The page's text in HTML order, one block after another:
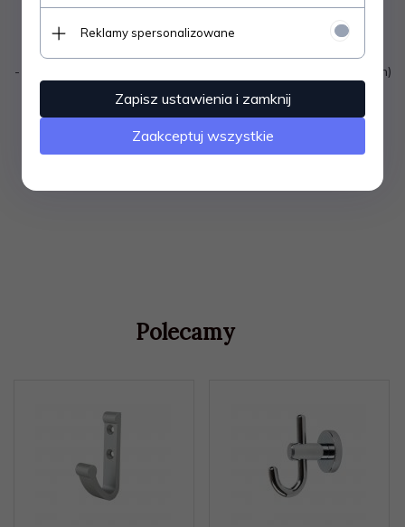
- rozstaw otworów 32mm (szczegóły na rysunku technicznym)
Kolor: chrom
Polecamy
Reklamy spersonalizowane
Zapisz ustawienia i zamknij
Zaakceptuj wszystkie